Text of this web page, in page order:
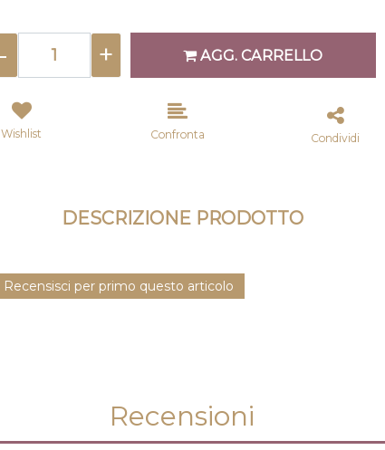
AGG. CARRELLO
Wishlist Confronta Condividi
DESCRIZIONE PRODOTTO
Recensisci per primo questo articolo
Recensioni